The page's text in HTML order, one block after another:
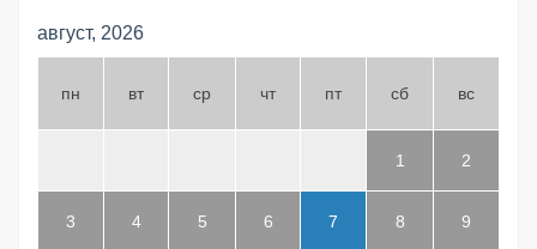
август, 2026
пн вт ср чт пт сб вс
1 2
3 4 5 6 7 8 9